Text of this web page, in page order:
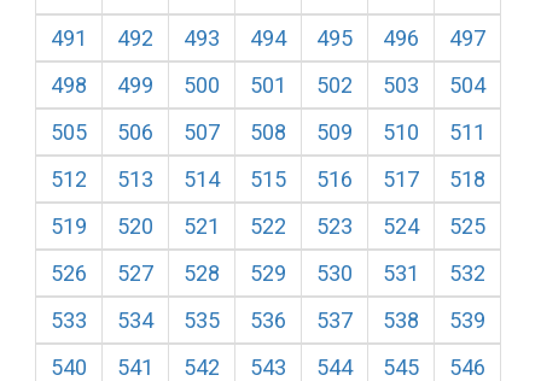
491
492 493 494 495 496
497
498
499 500 501 502 503
504
505
506 507 508 509 510
511
512
513 514 515 516 517
518
519
520 521 522 523 524
525
526
527 528 529 530 531
532
533
534 535 536 537 538
539
540
541 542 543 544 545
546